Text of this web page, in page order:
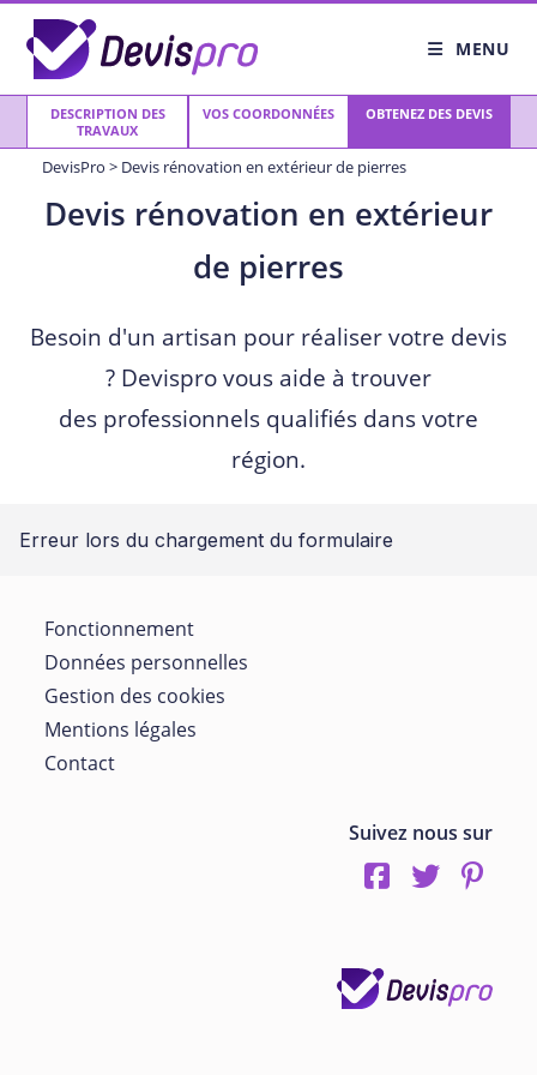
content
MENU
DESCRIPTION DES
TRAVAUX
VOS COORDONNÉES OBTENEZ DES DEVIS
DevisPro > Devis rénovation en extérieur de pierres
Devis rénovation en extérieur
de pierres
Besoin d'un artisan pour réaliser votre devis
? Devispro vous aide à trouver
des professionnels qualifiés dans votre
région.
Erreur lors du chargement du formulaire
Fonctionnement
Données personnelles
Gestion des cookies
Mentions légales
Contact
Suivez nous sur